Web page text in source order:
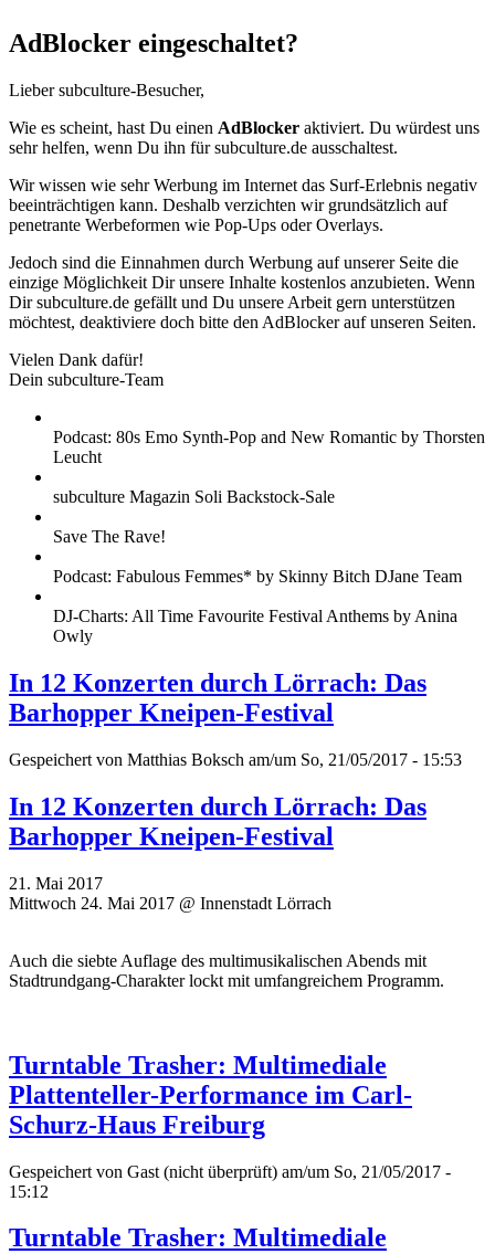
AdBlocker eingeschaltet?
Lieber subculture-Besucher,
Wie es scheint, hast Du einen AdBlocker aktiviert. Du würdest uns
sehr helfen, wenn Du ihn für subculture.de ausschaltest.
Wir wissen wie sehr Werbung im Internet das Surf-Erlebnis negativ
beeinträchtigen kann. Deshalb verzichten wir grundsätzlich auf
penetrante Werbeformen wie Pop-Ups oder Overlays.
Jedoch sind die Einnahmen durch Werbung auf unserer Seite die
einzige Möglichkeit Dir unsere Inhalte kostenlos anzubieten. Wenn
Dir subculture.de gefällt und Du unsere Arbeit gern unterstützen
möchtest, deaktiviere doch bitte den AdBlocker auf unseren Seiten.
Vielen Dank dafür!
Dein subculture-Team
Podcast: 80s Emo Synth-Pop and New Romantic by Thorsten
Leucht
subculture Magazin Soli Backstock-Sale
Save The Rave!
Podcast: Fabulous Femmes* by Skinny Bitch DJane Team
DJ-Charts: All Time Favourite Festival Anthems by Anina
Owly
In 12 Konzerten durch Lörrach: Das
Barhopper Kneipen-Festival
Gespeichert von Matthias Boksch am/um So, 21/05/2017 - 15:53
In 12 Konzerten durch Lörrach: Das
Barhopper Kneipen-Festival
21. Mai 2017
Mittwoch 24. Mai 2017 @ Innenstadt Lörrach
Auch die siebte Auflage des multimusikalischen Abends mit
Stadtrundgang-Charakter lockt mit umfangreichem Programm.
Turntable Trasher: Multimediale
Plattenteller-Performance im Carl-
Schurz-Haus Freiburg
Gespeichert von Gast (nicht überprüft) am/um So, 21/05/2017 -
15:12
Turntable Trasher: Multimediale